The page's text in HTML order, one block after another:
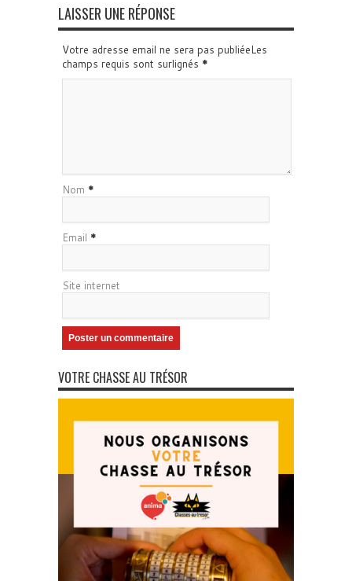
LAISSER UNE RÉPONSE
Votre adresse email ne sera pas publiéeLes
champs requis sont surlignés *
Nom *
Email *
Site internet
VOTRE CHASSE AU TRÉSOR